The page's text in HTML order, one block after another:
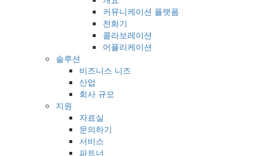
커뮤니케이션 플랫폼
전화기
콜라보레이션
어플리케이션
솔루션
비즈니스 니즈
산업
회사 규모
지원
자료실
문의하기
서비스
파트너